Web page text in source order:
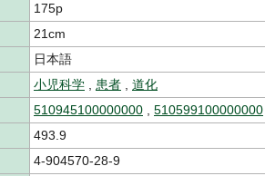
175p
21cm
日本語
小児科学 患者
道化
510945100000000 510599100000000
493.9
4-904570-28-9